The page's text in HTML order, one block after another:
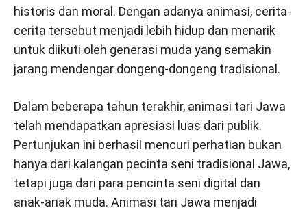
historis dan moral. Dengan adanya animasi, cerita-
cerita tersebut menjadi lebih hidup dan menarik
untuk diikuti oleh generasi muda yang semakin
jarang mendengar dongeng-dongeng tradisional.
Dalam beberapa tahun terakhir, animasi tari Jawa
telah mendapatkan apresiasi luas dari publik.
Pertunjukan ini berhasil mencuri perhatian bukan
hanya dari kalangan pecinta seni tradisional Jawa,
tetapi juga dari para pencinta seni digital dan
anak-anak muda. Animasi tari Jawa menjadi